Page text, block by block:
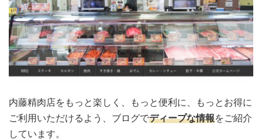
内藤精肉店をもっと楽しく、もっと便利に、もっとお得に
ご利用いただけるよう、ブログでディープな情報をご紹介
しています。